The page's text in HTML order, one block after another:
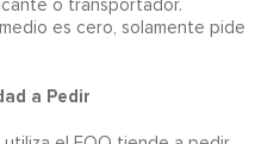
o transportador.
es cero, solamente pide
a Pedir